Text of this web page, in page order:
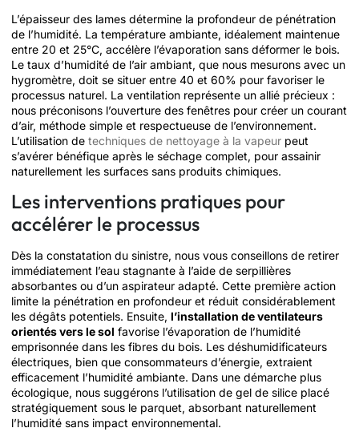
L’épaisseur des lames détermine la profondeur de pénétration
de l’humidité. La température ambiante, idéalement maintenue
entre 20 et 25°C, accélère l’évaporation sans déformer le bois.
Le taux d’humidité de l’air ambiant, que nous mesurons avec un
hygromètre, doit se situer entre 40 et 60% pour favoriser le
processus naturel. La ventilation représente un allié précieux :
nous préconisons l’ouverture des fenêtres pour créer un courant
d’air, méthode simple et respectueuse de l’environnement.
L’utilisation de techniques de nettoyage à la vapeur peut
s’avérer bénéfique après le séchage complet, pour assainir
naturellement les surfaces sans produits chimiques.
Les interventions pratiques pour
accélérer le processus
Dès la constatation du sinistre, nous vous conseillons de retirer
immédiatement l’eau stagnante à l’aide de serpillières
absorbantes ou d’un aspirateur adapté. Cette première action
limite la pénétration en profondeur et réduit considérablement
les dégâts potentiels. Ensuite, l’installation de ventilateurs
orientés vers le sol favorise l’évaporation de l’humidité
emprisonnée dans les fibres du bois. Les déshumidificateurs
électriques, bien que consommateurs d’énergie, extraient
efficacement l’humidité ambiante. Dans une démarche plus
écologique, nous suggérons l’utilisation de gel de silice placé
stratégiquement sous le parquet, absorbant naturellement
l’humidité sans impact environnemental.